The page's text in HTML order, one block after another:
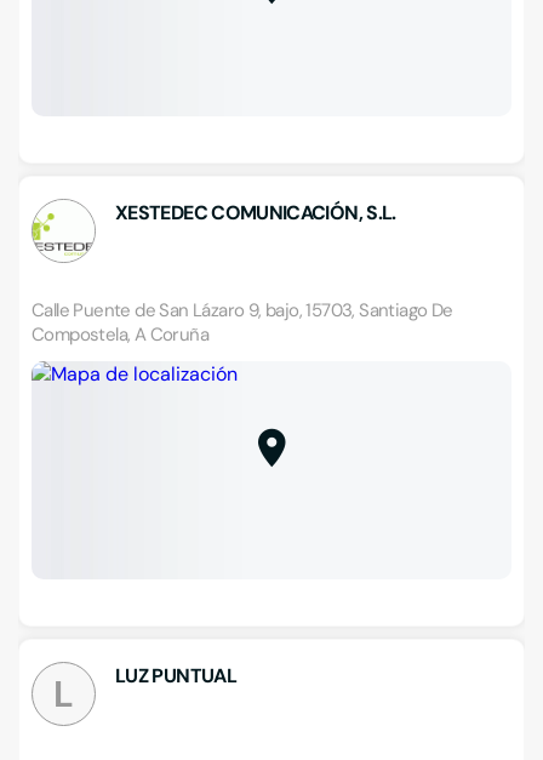
XESTEDEC COMUNICACIÓN, S.L.
Calle Puente de San Lázaro 9, bajo, 15703, Santiago De
Compostela, A Coruña
L LUZ PUNTUAL